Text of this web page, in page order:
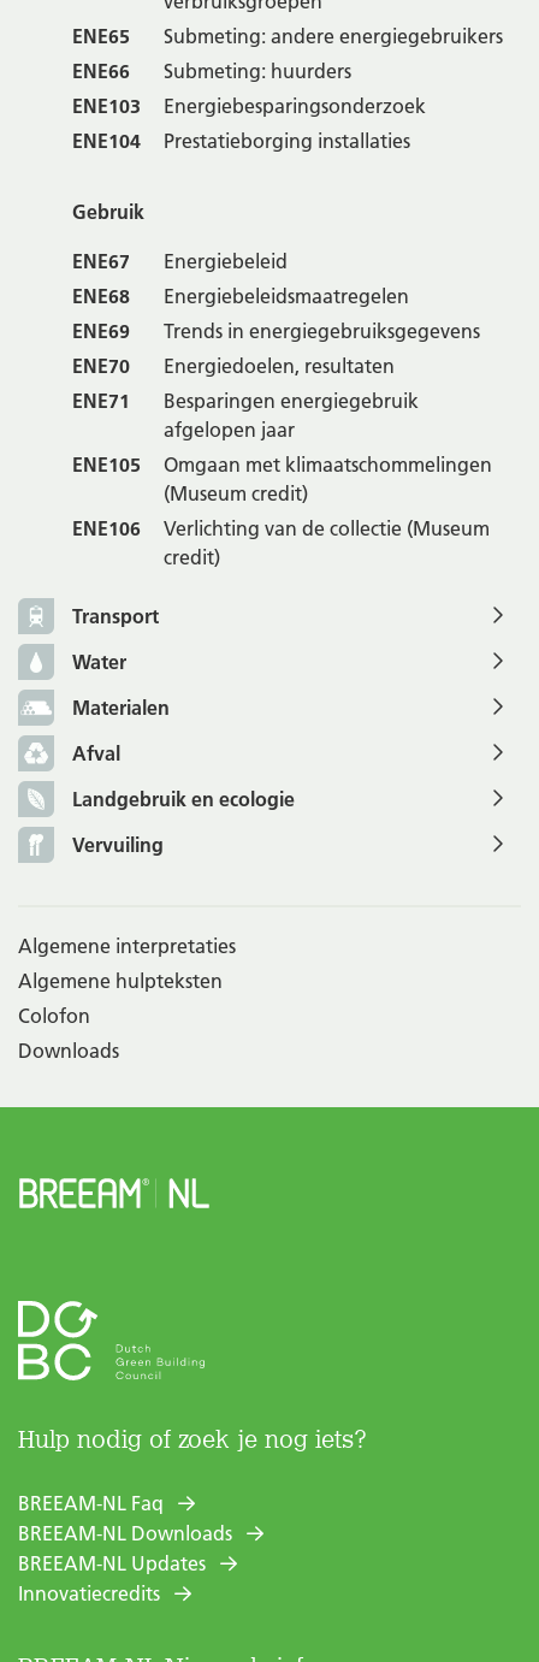
ENE65
Submeting: andere energiegebruikers
ENE66
Submeting: huurders
ENE103
Energiebesparingsonderzoek
ENE104
Prestatieborging installaties
Gebruik
ENE67
Energiebeleid
ENE68
Energiebeleidsmaatregelen
ENE69
Trends in energiegebruiksgegevens
ENE70
Energiedoelen, resultaten
ENE71
Besparingen energiegebruik
afgelopen jaar
ENE105
Omgaan met klimaatschommelingen
(Museum credit)
ENE106
Verlichting van de collectie (Museum
credit)
Transport
Water
Materialen
Afval
Landgebruik en ecologie
Vervuiling
Algemene interpretaties
Algemene hulpteksten
Colofon
Downloads
Hulp nodig of zoek je nog iets?
BREEAM-NL Faq
BREEAM-NL Downloads
BREEAM-NL Updates
Innovatiecredits